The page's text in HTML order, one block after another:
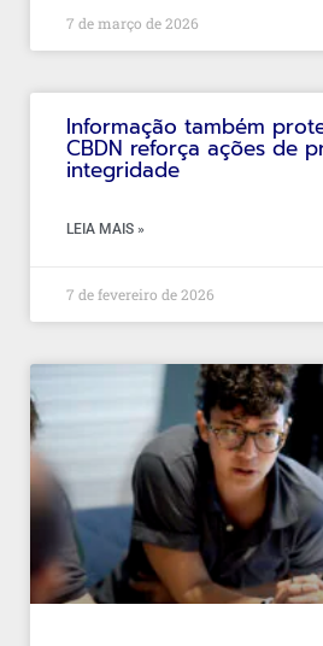
7 de março de 2026
Informação também
CBDN reforça ações de
integridade
LEIA MAIS »
7 de fevereiro de 2026